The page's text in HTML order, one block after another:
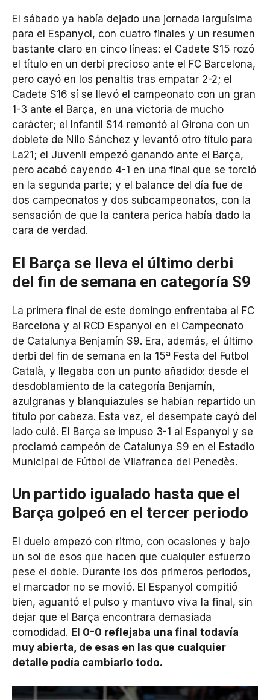
El sábado ya había dejado una jornada larguísima
para el Espanyol, con cuatro finales y un resumen
bastante claro en cinco líneas: el Cadete S15 rozó
el título en un derbi precioso ante el FC Barcelona,
pero cayó en los penaltis tras empatar 2-2; el
Cadete S16 sí se llevó el campeonato con un gran
1-3 ante el Barça, en una victoria de mucho
carácter; el Infantil S14 remontó al Girona con un
doblete de Nilo Sánchez y levantó otro título para
La21; el Juvenil empezó ganando ante el Barça,
pero acabó cayendo 4-1 en una final que se torció
en la segunda parte; y el balance del día fue de
dos campeonatos y dos subcampeonatos, con la
sensación de que la cantera perica había dado la
cara de verdad.
El Barça se lleva el último derbi
del fin de semana en categoría S9
La primera final de este domingo enfrentaba al FC
Barcelona y al RCD Espanyol en el Campeonato
de Catalunya Benjamín S9. Era, además, el último
derbi del fin de semana en la 15ª Festa del Futbol
Català, y llegaba con un punto añadido: desde el
desdoblamiento de la categoría Benjamín,
azulgranas y blanquiazules se habían repartido un
título por cabeza. Esta vez, el desempate cayó del
lado culé. El Barça se impuso 3-1 al Espanyol y se
proclamó campeón de Catalunya S9 en el Estadio
Municipal de Fútbol de Vilafranca del Penedès.
Un partido igualado hasta que el
Barça golpeó en el tercer periodo
El duelo empezó con ritmo, con ocasiones y bajo
un sol de esos que hacen que cualquier esfuerzo
pese el doble. Durante los dos primeros periodos,
el marcador no se movió. El Espanyol compitió
bien, aguantó el pulso y mantuvo viva la final, sin
dejar que el Barça encontrara demasiada
comodidad. El 0-0 reflejaba una final todavía
muy abierta, de esas en las que cualquier
detalle podía cambiarlo todo.